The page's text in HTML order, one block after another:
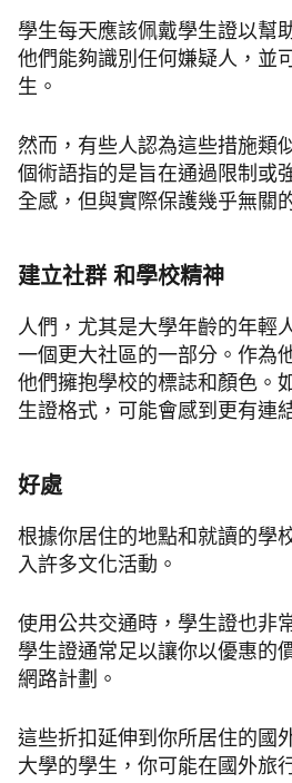
學生每天應該佩戴學生證以幫
他們能夠識別任何嫌疑人，並
生。
然而，有些人認為這些措施類
個術語指的是旨在通過限制或
全感，但與實際保護幾乎無關
建立社群 和學校精神
人們，尤其是大學年齡的年輕
一個更大社區的一部分。作為
他們擁抱學校的標誌和顏色。
生證格式，可能會感到更有連
好處
根據你居住的地點和就讀的學
入許多文化活動。
使用公共交通時，學生證也非
學生證通常足以讓你以優惠的
網路計劃。
這些折扣延伸到你所居住的國
大學的學生，你可能在國外旅